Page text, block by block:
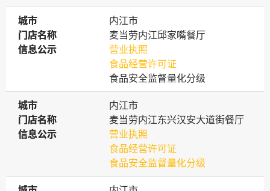
城市
城市
内江市
门店名称
门店名称
麦当劳内江邱家嘴餐厅
信息公示
信息公示
营业执照
食品经营许可证
食品安全监督量化分级
城市
城市
内江市
门店名称
门店名称
麦当劳内江东兴汉安大道街餐厅
信息公示
信息公示
营业执照
食品经营许可证
食品安全监督量化分级